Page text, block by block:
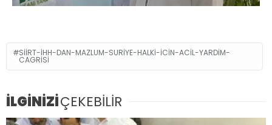
SIIRT-IHH-DAN-MAZLUM-SURIYE-HALKI-ICIN-ACIL-YARDIM-
CAGRISI
İLGİNİZİÇEKEBİLİR